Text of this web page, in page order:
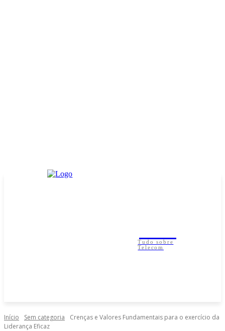
Tudo sobre
Telecom
Início Sem categoria
Crenças e Valores Fundamentais para o exercício da
Liderança Eficaz